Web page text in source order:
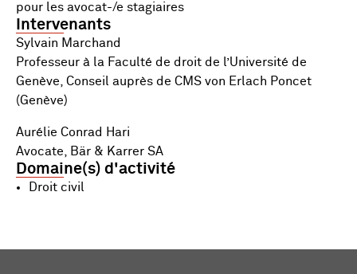
pour les avocat-/e stagiaires
Intervenants
Sylvain Marchand
Professeur à la Faculté de droit de l’Université de
Genève, Conseil auprès de CMS von Erlach Poncet
(Genève)
Aurélie Conrad Hari
Avocate, Bär & Karrer SA
Domaine(s) d'activité
Droit civil